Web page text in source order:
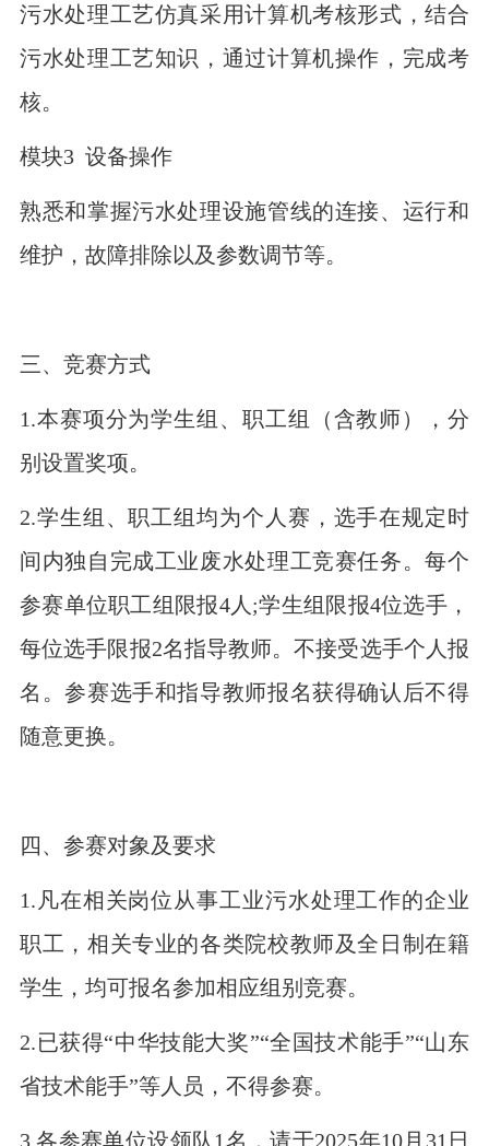
污水处理工艺仿真采用计算机考核形式，结合
污水处理工艺知识，通过计算机操作，完成考
核。
模块3 设备操作
熟悉和掌握污水处理设施管线的连接、运行和
维护，故障排除以及参数调节等。
三、竞赛方式
1.本赛项分为学生组、职工组（含教师），分
别设置奖项。
2.学生组、职工组均为个人赛，选手在规定时
间内独自完成工业废水处理工竞赛任务。每个
参赛单位职工组限报4人;学生组限报4位选手，
每位选手限报2名指导教师。不接受选手个人报
名。参赛选手和指导教师报名获得确认后不得
随意更换。
四、参赛对象及要求
1.凡在相关岗位从事工业污水处理工作的企业
职工，相关专业的各类院校教师及全日制在籍
学生，均可报名参加相应组别竞赛。
2.已获得“中华技能大奖”“全国技术能手”“山东
省技术能手”等人员，不得参赛。
3.各参赛单位设领队1名，请于2025年10月31日